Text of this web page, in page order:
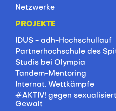
Netzwerke
PROJEKTE
IDUS - adh-Hochschullauf
Partnerhochschule des
Studis bei Olympia
Tandem-Mentoring
Internat. Wettkämpfe
#AKTIV! gegen
Gewalt